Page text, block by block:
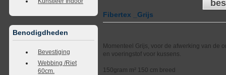
Benodigdheden
Bevestiging
Webbing /Riet
60cm.
Fibertex _Grijs
Momenteel Grijs, voor de afwerking van de
en voeringstof voor kussens.
150gram m² 150 cm breed